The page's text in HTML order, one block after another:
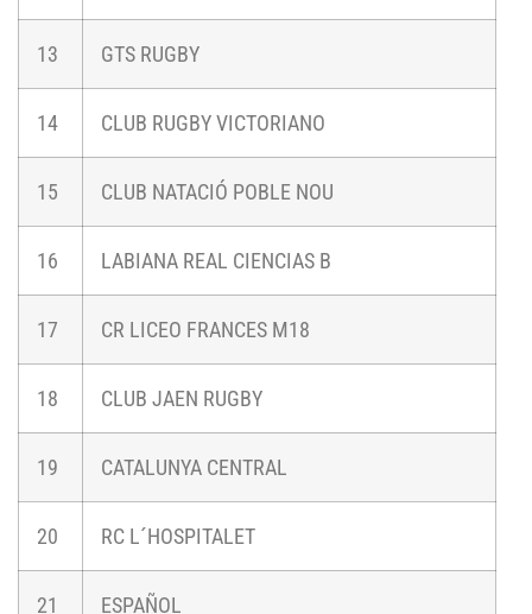
13 GTS RUGBY
14 CLUB RUGBY VICTORIANO
15 CLUB NATACIÓ POBLE NOU
16 LABIANA REAL CIENCIAS B
17 CR LICEO FRANCES M18
18 CLUB JAEN RUGBY
19 CATALUNYA CENTRAL
20 RC L´HOSPITALET
21 ESPAÑOL